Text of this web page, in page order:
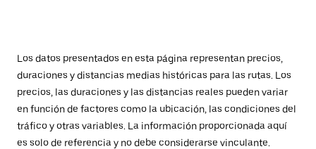
Los datos presentados en esta página representan precios,
duraciones y distancias medias históricas para las rutas. Los
precios, las duraciones y las distancias reales pueden variar
en función de factores como la ubicación, las condiciones del
tráfico y otras variables. La información proporcionada aquí
es solo de referencia y no debe considerarse vinculante.